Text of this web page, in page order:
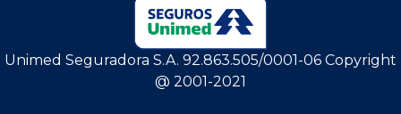
Unimed Seguradora S.A. 92.863.505/0001-06 Copyright
@ 2001-2021